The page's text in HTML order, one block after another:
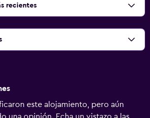
recientes
este alojamiento, pero aún